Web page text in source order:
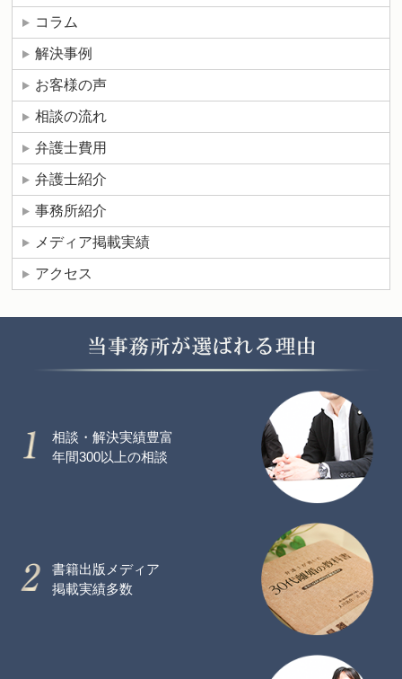
コラム
解決事例
お客様の声
相談の流れ
弁護士費用
弁護士紹介
事務所紹介
メディア掲載実績
アクセス
相談・解決実績豊富
年間300以上の相談
書籍出版メディア
掲載実績多数